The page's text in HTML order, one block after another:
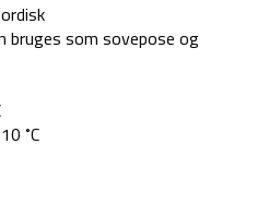
som sovepose og
˚C